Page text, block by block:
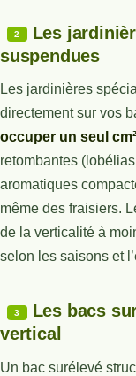
2
Les
suspendues
Les jardinières
directement sur vos
occuper un seul
retombantes
aromatiques
même des fraisiers.
de la verticalité à
selon les saisons et
3
Les bacs
vertical
Un bac surélevé